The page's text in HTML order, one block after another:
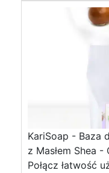
KariSoap - Baza
z Masłem Shea -
Połącz łatwość